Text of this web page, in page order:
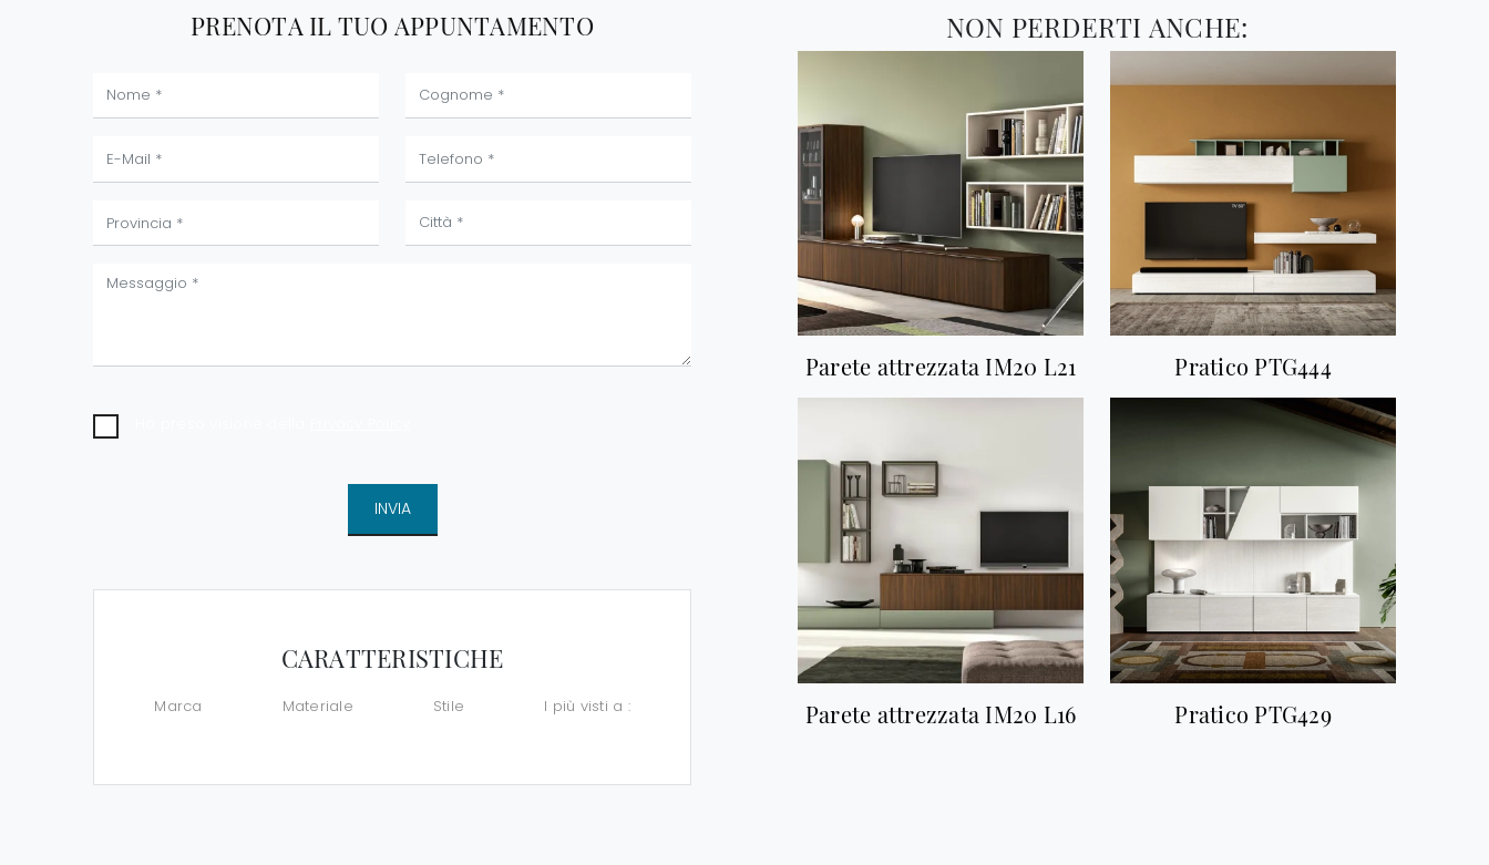
PRENOTA IL TUO APPUNTAMENTO
INVIA
CARATTERISTICHE
Marca Materiale Stile I più visti a :
NON PERDERTI ANCHE:
Parete attrezzata IM20 L21 Pratico PTG444
Parete attrezzata IM20 L16 Pratico PTG429